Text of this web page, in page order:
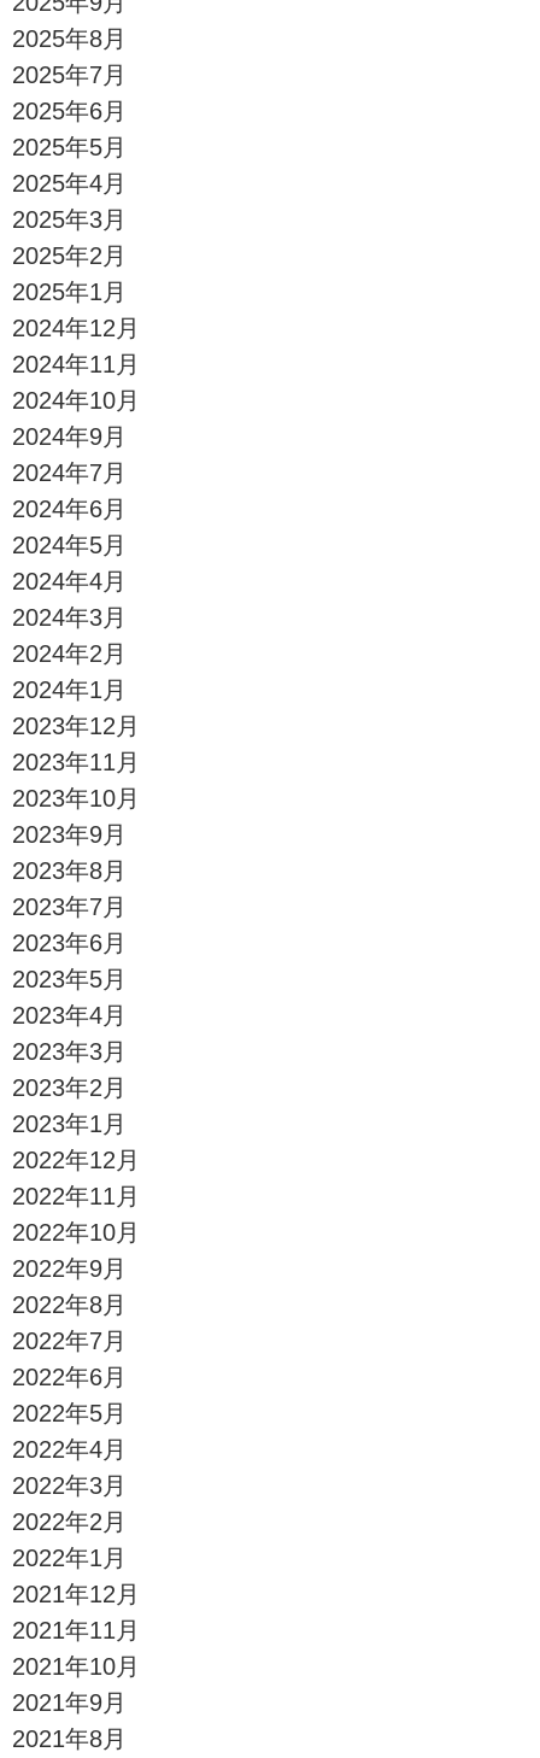
2025年8月
2025年7月
2025年6月
2025年5月
2025年4月
2025年3月
2025年2月
2025年1月
2024年12月
2024年11月
2024年10月
2024年9月
2024年7月
2024年6月
2024年5月
2024年4月
2024年3月
2024年2月
2024年1月
2023年12月
2023年11月
2023年10月
2023年9月
2023年8月
2023年7月
2023年6月
2023年5月
2023年4月
2023年3月
2023年2月
2023年1月
2022年12月
2022年11月
2022年10月
2022年9月
2022年8月
2022年7月
2022年6月
2022年5月
2022年4月
2022年3月
2022年2月
2022年1月
2021年12月
2021年11月
2021年10月
2021年9月
2021年8月